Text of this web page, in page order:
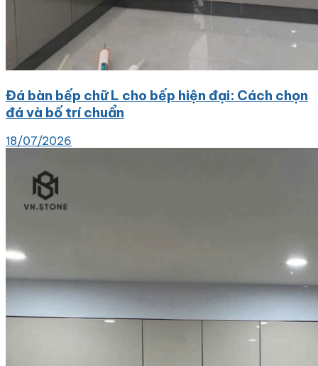
Đá bàn bếp chữ L cho bếp hiện đại: Cách chọn
đá và bố trí chuẩn
18/07/2026